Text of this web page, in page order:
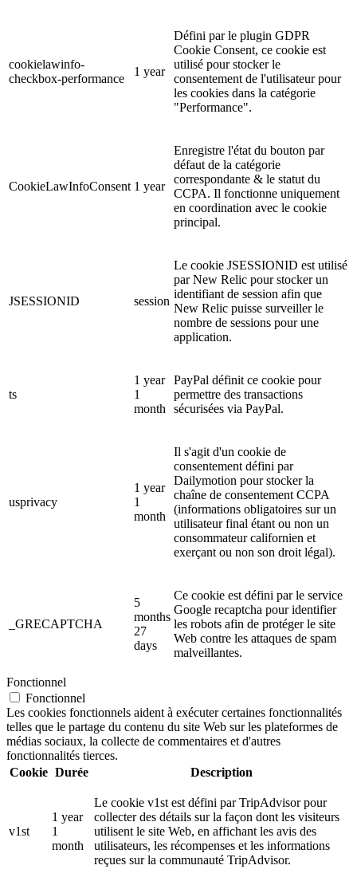
cookielawinfo-
checkbox-performance
1 year
Défini par le plugin GDPR
Cookie Consent, ce cookie est
utilisé pour stocker le
consentement de l'utilisateur pour
les cookies dans la catégorie
"Performance".
CookieLawInfoConsent 1 year
Enregistre l'état du bouton par
défaut de la catégorie
correspondante & le statut du
CCPA. Il fonctionne uniquement
en coordination avec le cookie
principal.
JSESSIONID session
Le cookie JSESSIONID est utilisé
par New Relic pour stocker un
identifiant de session afin que
New Relic puisse surveiller le
nombre de sessions pour une
application.
ts
1 year
1
month
PayPal définit ce cookie pour
permettre des transactions
sécurisées via PayPal.
usprivacy
1 year
1
month
Il s'agit d'un cookie de
consentement défini par
Dailymotion pour stocker la
chaîne de consentement CCPA
(informations obligatoires sur un
utilisateur final étant ou non un
consommateur californien et
exerçant ou non son droit légal).
_GRECAPTCHA
5
months
27
days
Ce cookie est défini par le service
Google recaptcha pour identifier
les robots afin de protéger le site
Web contre les attaques de spam
malveillantes.
Fonctionnel
Fonctionnel
Les cookies fonctionnels aident à exécuter certaines fonctionnalités
telles que le partage du contenu du site Web sur les plateformes de
médias sociaux, la collecte de commentaires et d'autres
fonctionnalités tierces.
Cookie Durée Description
v1st
1 year
1
month
Le cookie v1st est défini par TripAdvisor pour
collecter des détails sur la façon dont les visiteurs
utilisent le site Web, en affichant les avis des
utilisateurs, les récompenses et les informations
reçues sur la communauté TripAdvisor.